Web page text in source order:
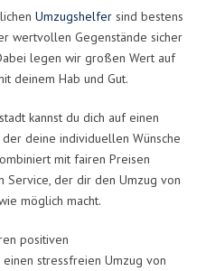
Umzugshelfer sind bestens
wertvollen Gegenstände sicher
legen wir großen Wert auf
deinem Hab und Gut.
kannst du dich auf einen
deine individuellen Wünsche
mit fairen Preisen
Service, der dir den Umzug von
möglich macht.
positiven
stressfreien Umzug von